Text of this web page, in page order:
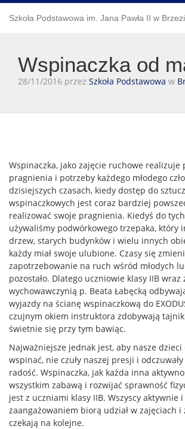
Szkoła Podstawowa im. Jana Pawła II w
Wspinaczka od
28/11/2016 przez Szkoła Podstawowa w
Wspinaczka, jako zajęcie ruchowe realizuje
pragnienia i potrzeby każdego młodego
dzisiejszych czasach, kiedy dostęp do
wspinaczkowych jest coraz bardziej
realizować swoje pragnienia. Kiedyś do
używaliśmy podwórkowego trzepaka, który
drzew, starych budynków i wielu innych
każdy miał swoje ulubione. Czasy się
zapotrzebowanie na ruch wśród młodych
pozostało. Dlatego uczniowie klasy IIB wraz
wychowawczynią p. Beata Łabęcką
wyjazdy na ścianę wspinaczkową do
czujnym okiem instruktora zdobywają
świetnie się przy tym bawiąc.
Najważniejsze jednak jest, aby nasze dzieci
wspinać, nie czuły naszej presji i
radość. Wspinaczka, jak każda inna
wszystkim zabawą i rozwijać sprawność
jest z uczniami klasy IIB. Wszyscy aktywnie
zaangażowaniem biorą udział w zajęciach
czekają na kolejne.